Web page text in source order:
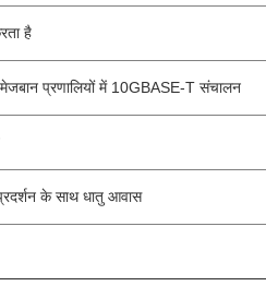
है
प्रणालियों में 10GBASE-T संचालन
के साथ धातु आवास